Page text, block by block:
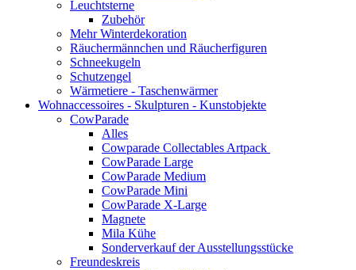
Leuchtsterne
Zubehör
Mehr Winterdekoration
Räuchermännchen und Räucherfiguren
Schneekugeln
Schutzengel
Wärmetiere - Taschenwärmer
Wohnaccessoires - Skulpturen - Kunstobjekte
CowParade
Alles
Cowparade Collectables Artpack
CowParade Large
CowParade Medium
CowParade Mini
CowParade X-Large
Magnete
Mila Kühe
Sonderverkauf der Ausstellungsstücke
Freundeskreis